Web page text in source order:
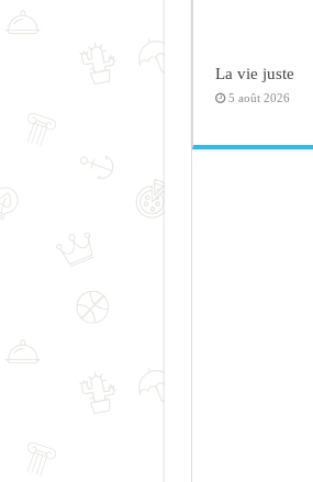
La vie juste
5 août 2026